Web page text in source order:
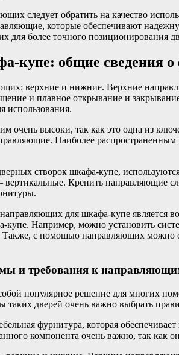
следует обратить на качество
которые обеспечивают
для более точного позиционирования
купе: общие сведения о
верхние и нижние. Верхние
и плавное открывание и
использования.
очень высоки, так как это одна из
Наиболее
створок шкафа-купе,
Крепить направляющие
для шкафа-купе является
купе. Например, можно установить
с помощью направляющих можно
и требования к
популярное решение для многих
дверей очень важно выбрать
фурнитура, которая
компонента очень важно, так